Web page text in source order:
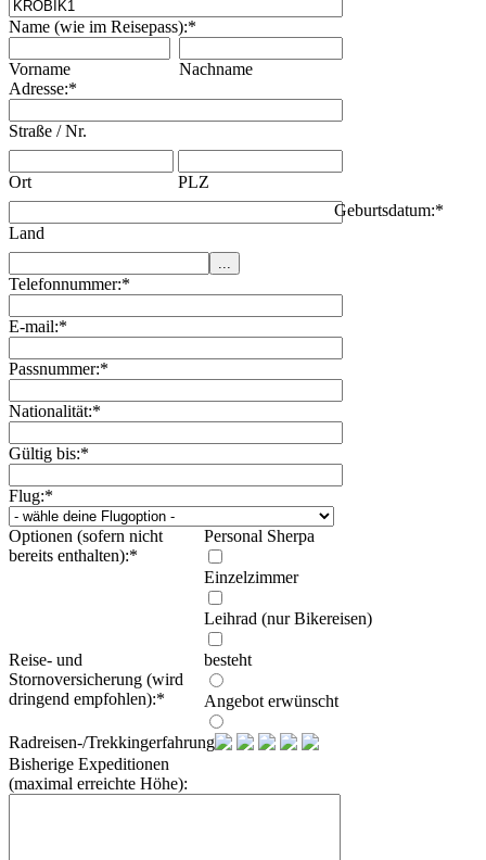
Name (wie im Reisepass):*
Vorname
Nachname
Adresse:*
Straße / Nr.
Ort PLZ
Land
Geburtsdatum:*
Telefonnummer:*
E-mail:*
Passnummer:*
Nationalität:*
Gültig bis:*
Flug:*
Optionen (sofern nicht
bereits enthalten):*
Personal Sherpa
Einzelzimmer
Leihrad (nur Bikereisen)
Reise- und
Stornoversicherung (wird
dringend empfohlen):*
besteht
Angebot erwünscht
Radreisen-/Trekkingerfahrung:
Bisherige Expeditionen
(maximal erreichte Höhe):